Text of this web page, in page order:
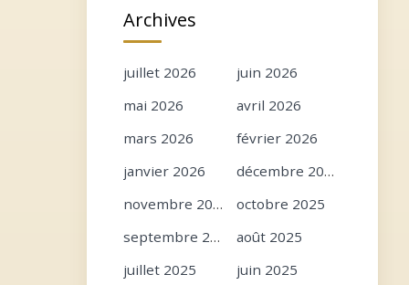
Archives
juillet 2026
juin 2026
mai 2026
avril 2026
mars 2026
février 2026
janvier 2026
décembre 2025
novembre 2025
octobre 2025
septembre 2025
août 2025
juillet 2025
juin 2025